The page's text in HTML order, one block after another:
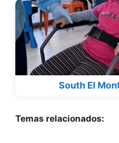
South El
Temas relacionados: